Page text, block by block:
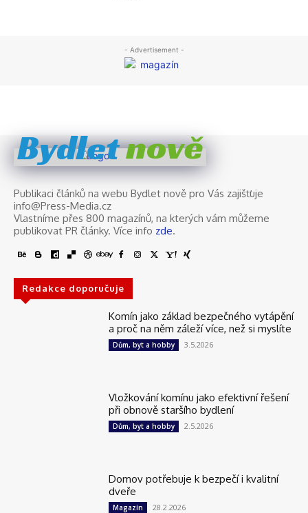
Bydletnově
Publikaci článků na webu Bydlet nově pro Vás zajišťuje
info@Press-Media.cz
Vlastníme přes 800 magazínů, na kterých vám můžeme
publikovat PR články. Více info zde.
Redakce doporučuje
Komín jako základ bezpečného vytápění
a proč na něm záleží více, než si myslíte
Dům, byt a hobby 3.5.2026
Vložkování komínu jako efektivní řešení
při obnově staršího bydlení
Dům, byt a hobby 2.5.2026
Domov potřebuje k bezpečí i kvalitní
dveře
Magazín 28.2.2026